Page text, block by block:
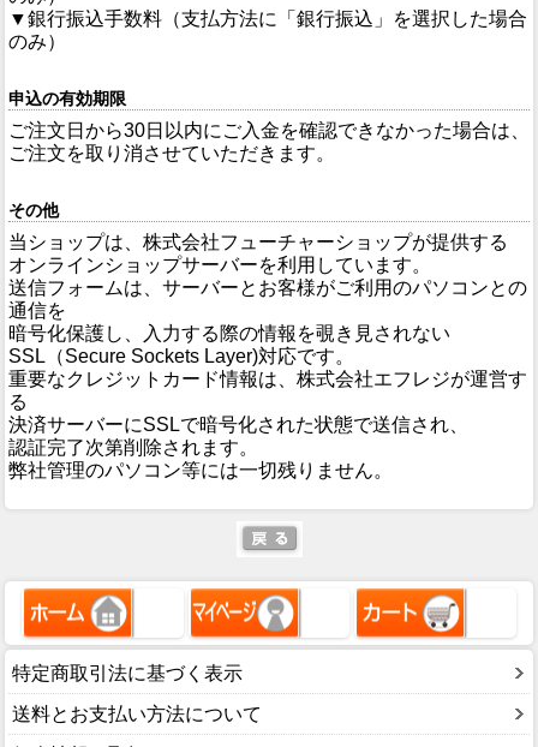
▼銀行振込手数料（支払方法に「銀行振込」を選択した場合
のみ）
申込の有効期限
ご注文日から30日以内にご入金を確認できなかった場合は、
ご注文を取り消させていただきます。
その他
当ショップは、株式会社フューチャーショップが提供する
オンラインショップサーバーを利用しています。
送信フォームは、サーバーとお客様がご利用のパソコンとの
通信を
暗号化保護し、入力する際の情報を覗き見されない
SSL（Secure Sockets Layer)対応です。
重要なクレジットカード情報は、株式会社エフレジが運営す
る
決済サーバーにSSLで暗号化された状態で送信され、
認証完了次第削除されます。
弊社管理のパソコン等には一切残りません。
特定商取引法に基づく表示
送料とお支払い方法について